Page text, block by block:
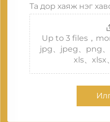
Та дор хаяж нэг
Up to 3 files，
jpg、jpeg、png
xls、xlsx